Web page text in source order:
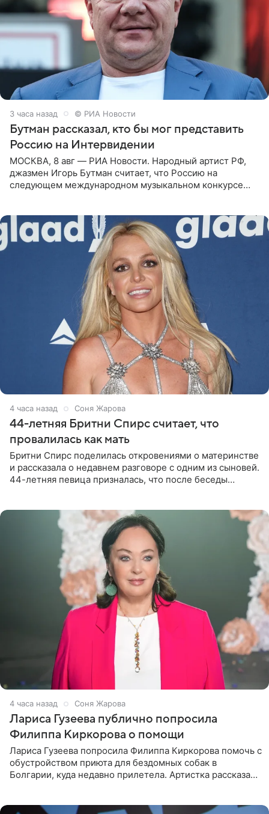
3 часа назад © РИА Новости
Бутман рассказал, кто бы мог представить
Россию на Интервидении
МОСКВА, 8 авг — РИА Новости. Народный артист РФ,
джазмен Игорь Бутман считает, что Россию на
следующем международном музыкальном конкурсе
4 часа назад Соня Жарова
44-летняя Бритни Спирс считает, что
провалилась как мать
Бритни Спирс поделилась откровениями о материнстве
и рассказала о недавнем разговоре с одним из сыновей.
44-летняя певица призналась, что после беседы
4 часа назад Соня Жарова
Лариса Гузеева публично попросила
Филиппа Киркорова о помощи
Лариса Гузеева попросила Филиппа Киркорова помочь с
обустройством приюта для бездомных собак в
Болгарии, куда недавно прилетела. Артистка рассказала